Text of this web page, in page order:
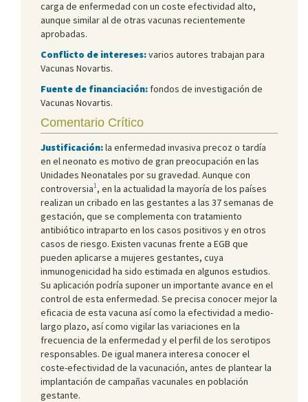
carga de enfermedad con un coste efectividad alto,
aunque similar al de otras vacunas recientemente
aprobadas.
Conflicto de intereses:varios autores trabajan para
Vacunas Novartis.
Fuente de financiación: fondos de investigación de
Vacunas Novartis.
Comentario Crítico
Justificación:la enfermedad invasiva precoz o tardía
en el neonato es motivo de gran preocupación en las
Unidades Neonatales por su gravedad. Aunque con
controversia1, en la actualidad la mayoría de los países
realizan un cribado en las gestantes a las 37 semanas de
gestación, que se complementa con tratamiento
antibiótico intraparto en los casos positivos y en otros
casos de riesgo. Existen vacunas frente a EGB que
pueden aplicarse a mujeres gestantes, cuya
inmunogenicidad ha sido estimada en algunos estudios.
Su aplicación podría suponer un importante avance en el
control de esta enfermedad. Se precisa conocer mejor la
eficacia de esta vacuna así como la efectividad a medio-
largo plazo, así como vigilar las variaciones en la
frecuencia de la enfermedad y el perfil de los serotipos
responsables. De igual manera interesa conocer el
coste-efectividad de la vacunación, antes de plantear la
implantación de campañas vacunales en población
gestante.